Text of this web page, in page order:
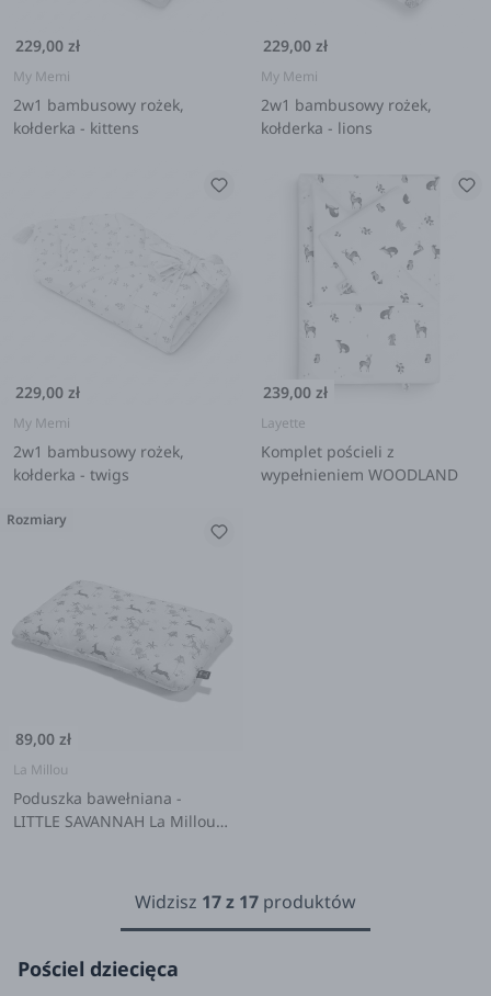
229,00 zł
My Memi
2w1 bambusowy rożek,
kołderka - kittens
229,00 zł
My Memi
2w1 bambusowy rożek,
kołderka - lions
229,00 zł
My Memi
2w1 bambusowy rożek,
kołderka - twigs
239,00 zł
Layette
Komplet pościeli z
wypełnieniem WOODLAND
Rozmiary
89,00 zł
La Millou
Poduszka bawełniana -
LITTLE SAVANNAH La Millou x
Widzisz 17z 17 produktów
Pościel dziecięca